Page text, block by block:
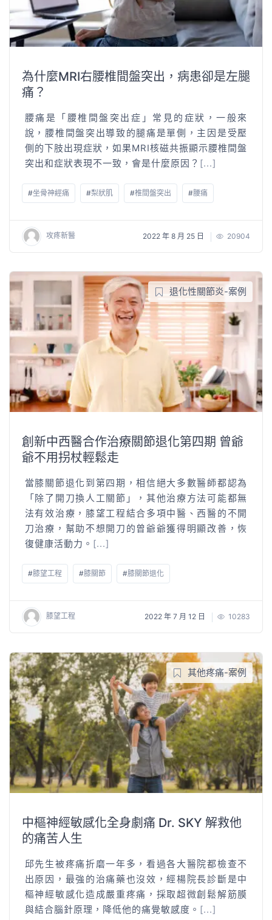
為什麼MRI右腰椎間盤突出，病患卻是左腿
痛？
腰痛是「腰椎間盤突出症」常見的症狀，一般來
說，腰椎間盤突出導致的腿痛是單側，主因是受壓
側的下肢出現症狀，如果MRI核磁共振顯示腰椎間盤
突出和症狀表現不一致，會是什麼原因？ [...]
#坐骨神經痛 #梨狀肌 #椎間盤突出 #腰痛
攻疼新醫 2022 年 8 月 25 日 20904
退化性關節炎-案例
創新中西醫合作治療關節退化第四期 曾爺
爺不用拐杖輕鬆走
當膝關節退化到第四期，相信絕大多數醫師都認為
「除了開刀換人工關節」，其他治療方法可能都無
法有效治療，膝望工程結合多項中醫、西醫的不開
刀治療，幫助不想開刀的曾爺爺獲得明顯改善，恢
復健康活動力。 [...]
#膝望工程 #膝關節 #膝關節退化
膝望工程 2022 年 7 月 12 日 10283
其他疼痛-案例
中樞神經敏感化全身劇痛 Dr. SKY 解救他
的痛苦人生
邱先生被疼痛折磨一年多，看過各大醫院都檢查不
出原因，最強的治痛藥也沒效，經楊院長診斷是中
樞神經敏感化造成嚴重疼痛，採取超微創鬆解筋膜
與結合腦針原理，降低他的痛覺敏感度。 [...]